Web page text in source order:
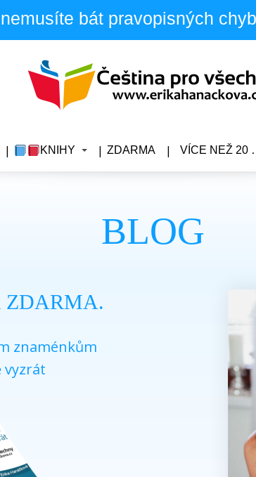
bát pravopisných
KNIHY ZDARMA VÍCE NEŽ 20
BLOG
ZDARMA.
znaménkům
vyzrát